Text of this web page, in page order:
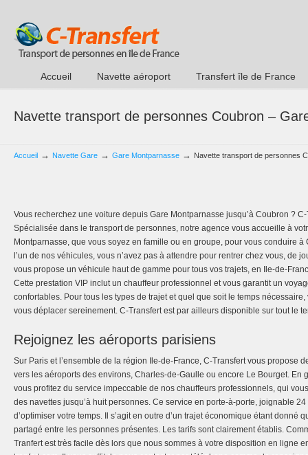
Accueil Navette aéroport Transfert île de France
Navette transport de personnes Coubron –
Accueil → Navette Gare → Gare Montparnasse → Navette transport de personnes
Vous recherchez une voiture depuis Gare Montparnasse jusqu’à Coubron ?
Spécialisée dans le transport de personnes, notre agence vous accueille à
Montparnasse, que vous soyez en famille ou en groupe, pour vous conduire à
l’un de nos véhicules, vous n’avez pas à attendre pour rentrer chez vous, de
vous propose un véhicule haut de gamme pour tous vos trajets, en Ile-de-
Cette prestation VIP inclut un chauffeur professionnel et vous garantit un
confortables. Pour tous les types de trajet et quel que soit le temps
vous déplacer sereinement. C-Transfert est par ailleurs disponible sur tout le
Rejoignez les aéroports parisiens
Sur Paris et l’ensemble de la région Ile-de-France, C-Transfert vous propose
vers les aéroports des environs, Charles-de-Gaulle ou encore Le Bourget. En
vous profitez du service impeccable de nos chauffeurs professionnels, qui
des navettes jusqu’à huit personnes. Ce service en porte-à-porte, joignable
d’optimiser votre temps. Il s’agit en outre d’un trajet économique étant donné
partagé entre les personnes présentes. Les tarifs sont clairement établis.
Tranfert est très facile dès lors que nous sommes à votre disposition en ligne